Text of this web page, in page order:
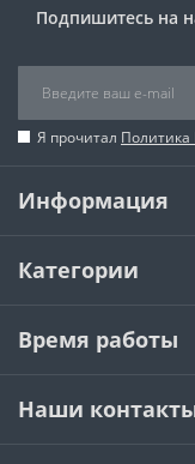
Подпишитесь на
Я прочитал Политика
Информация
Категории
Время работы
Наши